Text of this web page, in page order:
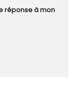
réponse à mon